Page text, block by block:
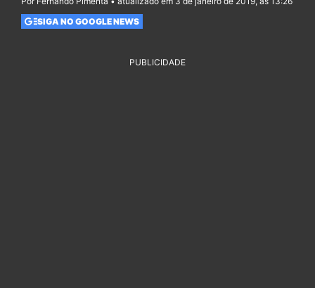
SIGA NO GOOGLE NEWS
PUBLICIDADE